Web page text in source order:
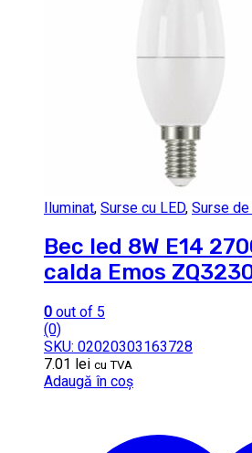
Iluminat, Surse cu LED, Surse
Bec led 8W E14
calda Emos
0 out of 5
(0)
SKU: 02020303163728
7.01 lei cu TVA
Adaugă în coș